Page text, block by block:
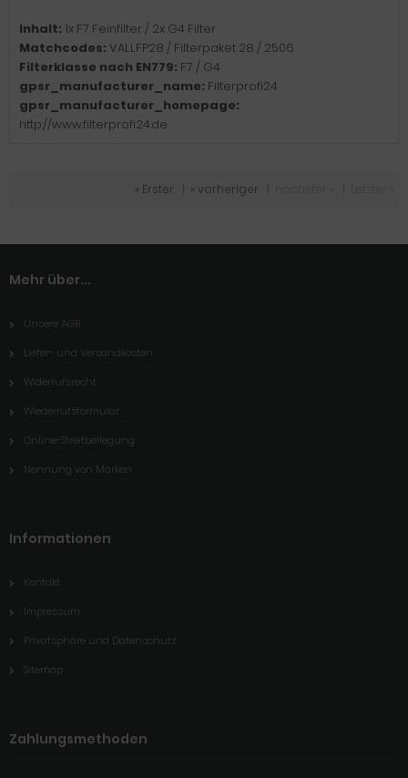
Inhalt: 1x F7 Feinfilter / 2x G4 Filter
Matchcodes: VALLFP28 / Filterpaket 28 / 2506
Filterklasse nach EN779: F7 / G4
gpsr_manufacturer_name: Filterprofi24
gpsr_manufacturer_homepage:
http://www.filterprofi24.de
« Erster « vorheriger
Mehr über...
Unsere AGB
Liefer- und Versandkosten
Widerrufsrecht
Wiederrufsformular
Online-Streitbeilegung
Nennung von Marken
Informationen
Kontakt
Impressum
Privatsphäre und Datenschutz
Sitemap
Zahlungsmethoden